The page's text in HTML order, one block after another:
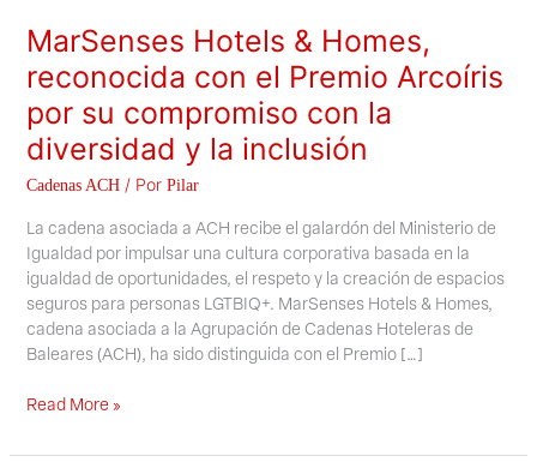
MarSenses Hotels & Homes,
reconocida con el Premio Arcoíris
por su compromiso con la
diversidad y la inclusión
Cadenas ACH/ Por Pilar
La cadena asociada a ACH recibe el galardón del Ministerio de
Igualdad por impulsar una cultura corporativa basada en la
igualdad de oportunidades, el respeto y la creación de espacios
seguros para personas LGTBIQ+. MarSenses Hotels & Homes,
cadena asociada a la Agrupación de Cadenas Hoteleras de
Baleares (ACH), ha sido distinguida con el Premio […]
la
inclusión
Read More »